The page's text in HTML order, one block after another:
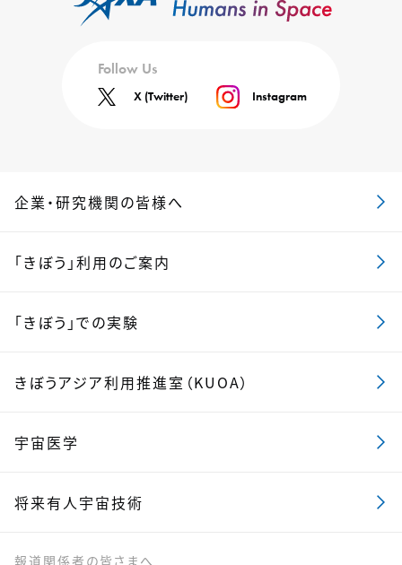
Follow Us
X (Twitter) Instagram
企業・研究機関の皆様へ
「きぼう」利用のご案内
「きぼう」での実験
きぼうアジア利用推進室（KUOA）
宇宙医学
将来有人宇宙技術
報道関係者の皆さまへ